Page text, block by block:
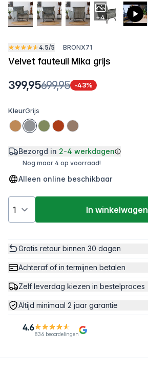
+4
4.5/5 BRONX71
Velvet fauteuil Mika grijs
399,95699,95 -43%
KleurGrijs
Bezorgd in 2-4 werkdagen
Nog maar 4 op voorraad!
Alleen online beschikbaar
In winkelwagen
Gratis retour binnen 30 dagen
Achteraf of in termijnen betalen
Zelf leverdag kiezen in bestelproces
Altijd minimaal 2 jaar garantie
4.6
836 beoordelingen